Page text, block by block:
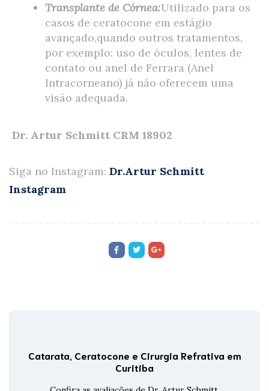
Transplante de Córnea:Utilizado para os
casos de ceratocone em estágio
avançado,quando outros tratamentos,
por exemplo: uso de óculos, lentes de
contato ou anel de Ferrara (Anel
Intracorneano) já não oferecem uma
visão adequada.
Dr. Artur Schmitt CRM 18902
Siga no Instagram: Dr.Artur Schmitt
Instagram
Catarata, Ceratocone e Cirurgia Refrativa em
Curitiba